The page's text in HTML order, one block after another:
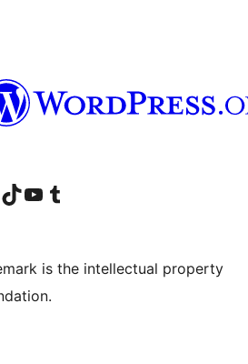
account
LinkedIn account
造訪我們的 TikTok 帳號Visit our YouTube channel
造訪我們的 Tumblr 帳號
is the intellectual property